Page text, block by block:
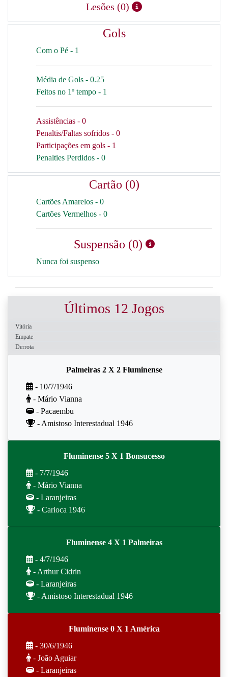
Lesões (0)
Gols
Com o Pé - 1
Média de Gols - 0.25
Feitos no 1º tempo - 1
Assistências - 0
Penaltis/Faltas sofridos - 0
Participações em gols - 1
Penalties Perdidos - 0
Cartão (0)
Cartões Amarelos - 0
Cartões Vermelhos - 0
Suspensão (0)
Nunca foi suspenso
Últimos 12 Jogos
Vitória
Empate
Derrota
Palmeiras 2 X 2 Fluminense
- 10/7/1946
- Mário Vianna
- Pacaembu
- Amistoso Interestadual 1946
Fluminense 5 X 1 Bonsucesso
- 7/7/1946
- Mário Vianna
- Laranjeiras
- Carioca 1946
Fluminense 4 X 1 Palmeiras
- 4/7/1946
- Arthur Cidrin
- Laranjeiras
- Amistoso Interestadual 1946
Fluminense 0 X 1 América
- 30/6/1946
- João Aguiar
- Laranjeiras